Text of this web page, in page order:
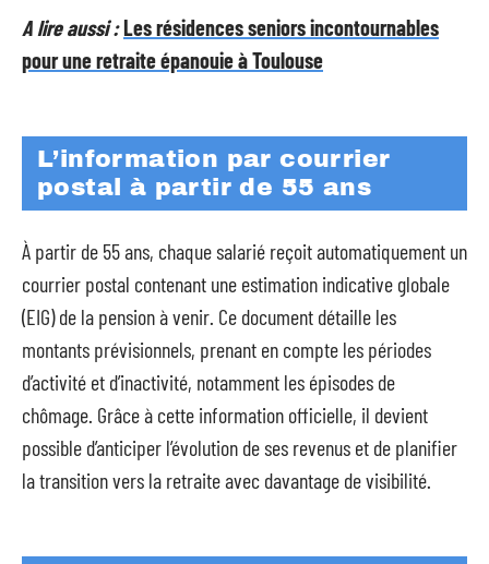
A lire aussi :Les résidences seniors incontournables
pour une retraite épanouie à Toulouse
L’information par courrier
postal à partir de 55 ans
À partir de 55 ans, chaque salarié reçoit automatiquement un
courrier postal contenant une estimation indicative globale
(EIG) de la pension à venir. Ce document détaille les
montants prévisionnels, prenant en compte les périodes
d’activité et d’inactivité, notamment les épisodes de
chômage. Grâce à cette information officielle, il devient
possible d’anticiper l’évolution de ses revenus et de planifier
la transition vers la retraite avec davantage de visibilité.